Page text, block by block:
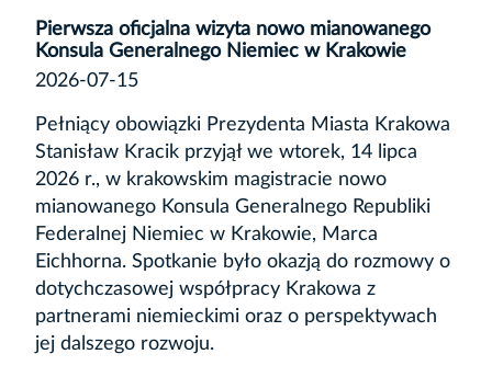
Pierwsza oficjalna wizyta nowo mianowanego
Konsula Generalnego Niemiec w Krakowie
2026-07-15
Pełniący obowiązki Prezydenta Miasta Krakowa
Stanisław Kracik przyjął we wtorek, 14 lipca
2026 r., w krakowskim magistracie nowo
mianowanego Konsula Generalnego Republiki
Federalnej Niemiec w Krakowie, Marca
Eichhorna. Spotkanie było okazją do rozmowy o
dotychczasowej współpracy Krakowa z
partnerami niemieckimi oraz o perspektywach
jej dalszego rozwoju.